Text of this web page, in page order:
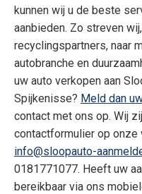
kunnen wij u de beste
aanbieden. Zo streven
recyclingspartners, naar
autobranche en
uw auto verkopen aan
Spijkenisse? Meld dan
contact met ons op. Wij
contactformulier op
info@sloopauto-
0181771077. Heeft uw
bereikbaar via ons